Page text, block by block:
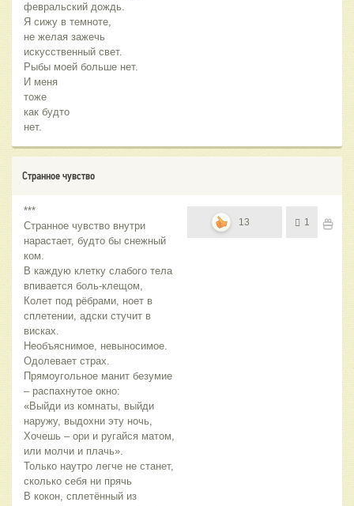
февральский дождь.
Я сижу в темноте,
не желая зажечь
искусственный свет.
Рыбы моей больше нет.
И меня
тоже
как будто
нет.
Странное чувство
***
Странное чувство внутри
нарастает, будто бы снежный
ком.
В каждую клетку слабого тела
впивается боль-клещом,
Колет под рёбрами, ноет в
сплетении, адски стучит в
висках.
Необъяснимое, невыносимое.
Одолевает страх.
Прямоугольное манит безумие
– распахнутое окно:
«Выйди из комнаты, выйди
наружу, выдохни эту ночь,
Хочешь – ори и ругайся матом,
или молчи и плачь».
Только наутро легче не станет,
сколько себя ни прячь
В кокон, сплетённый из
13 1